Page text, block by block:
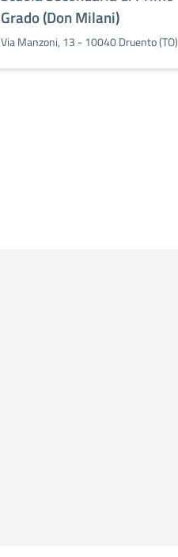
Grado (Don Milani)
Via Manzoni, 13 - 10040 Druento (TO)